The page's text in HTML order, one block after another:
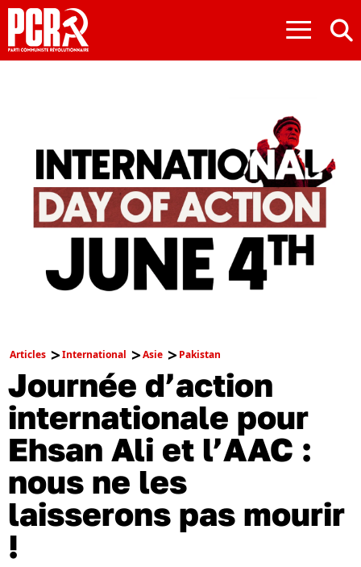
≡
Articles International Asie Pakistan
Journée d’action
internationale pour
Ehsan Ali et l’AAC :
nous ne les
laisserons pas mourir
!